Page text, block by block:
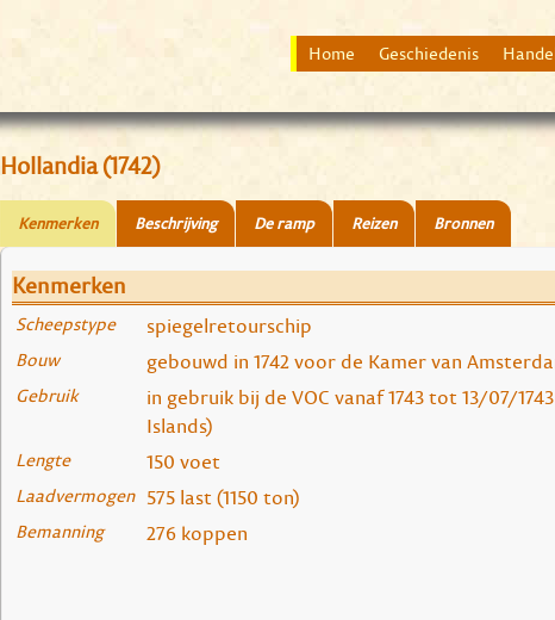
Home Geschiedenis
Hollandia (1742)
Kenmerken Beschrijving De ramp Reizen Bronnen
Kenmerken
Scheepstype spiegelretourschip
Bouw gebouwd in 1742 voor de Kamer van
Gebruik
in gebruik bij de VOC vanaf 1743 tot 13/07/
Islands)
Lengte 150 voet
Laadvermogen 575 last (1150 ton)
Bemanning 276 koppen